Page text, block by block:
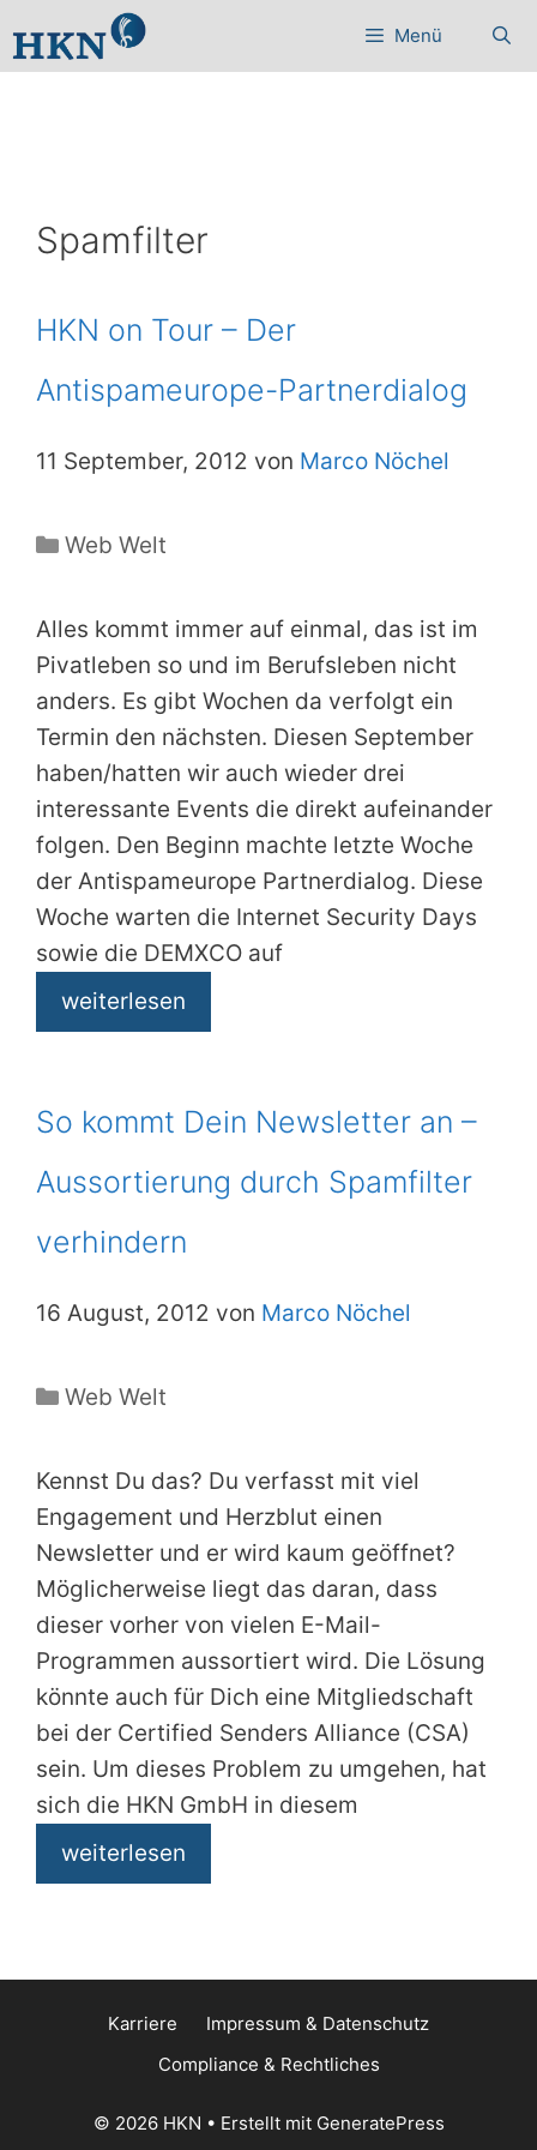
Inhalt
Menü
Spamfilter
HKN on Tour – Der
Antispameurope-Partnerdialog
11 September, 2012 von Marco Nöchel
Kategorien
Web Welt
Alles kommt immer auf einmal, das ist im
Pivatleben so und im Berufsleben nicht
anders. Es gibt Wochen da verfolgt ein
Termin den nächsten. Diesen September
haben/hatten wir auch wieder drei
interessante Events die direkt aufeinander
folgen. Den Beginn machte letzte Woche
der Antispameurope Partnerdialog. Diese
Woche warten die Internet Security Days
sowie die DEMXCO auf
weiterlesen
So kommt Dein Newsletter an –
Aussortierung durch Spamfilter
verhindern
16 August, 2012 von Marco Nöchel
Kategorien
Web Welt
Kennst Du das? Du verfasst mit viel
Engagement und Herzblut einen
Newsletter und er wird kaum geöffnet?
Möglicherweise liegt das daran, dass
dieser vorher von vielen E-Mail-
Programmen aussortiert wird. Die Lösung
könnte auch für Dich eine Mitgliedschaft
bei der Certified Senders Alliance (CSA)
sein. Um dieses Problem zu umgehen, hat
sich die HKN GmbH in diesem
weiterlesen
Karriere
Impressum & Datenschutz
Compliance & Rechtliches
© 2026 HKN • Erstellt mit GeneratePress